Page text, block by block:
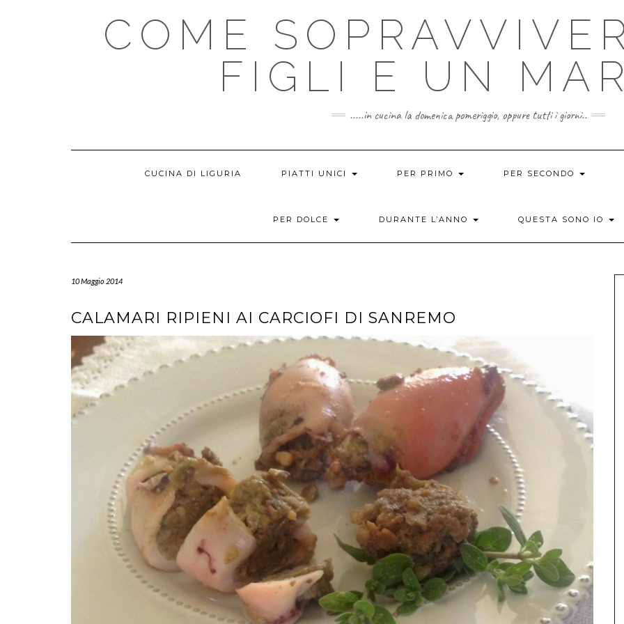
COME
FIGLI E UN
.....in cucina la domenica pomeriggio, oppure tutti i giorni..
CUCINA DI LIGURIA PIATTI UNICI PER PRIMO PER SECONDO
PER DOLCE DURANTE L’ANNO QUESTA SONO IO
10 Maggio 2014
CALAMARI RIPIENI AI CARCIOFI DI SANREMO